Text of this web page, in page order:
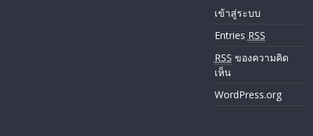
เข้าสู่ระบบ
Entries RSS
RSS ของความคิด
เห็น
WordPress.org